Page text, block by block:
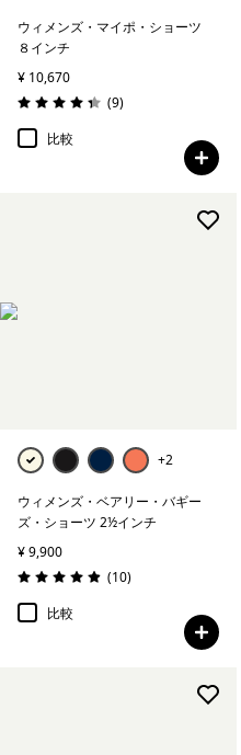
ウィメンズ・マイポ・ショーツ
８インチ
¥ 10,670
評価: 4.3 / 5
(9レビュー
)
比較
+2
ウィメンズ・ベアリー・バギー
ズ・ショーツ 2½インチ
¥ 9,900
評価: 4.9 / 5
(10レビュー
)
比較